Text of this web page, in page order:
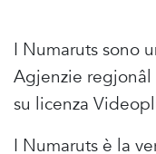
I Numaruts sono
Agjenzie
su licenza
I Numaruts è la